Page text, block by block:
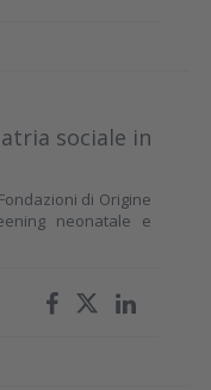
sociale in
di Origine
neonatale e